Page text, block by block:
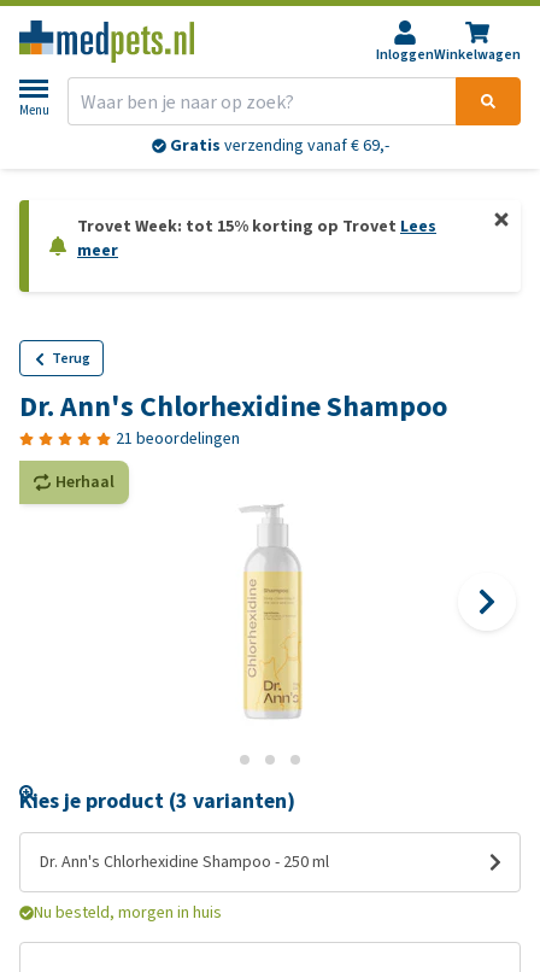
InloggenWinkelwagen
Menu
Gratis verzending vanaf € 69,-
Trovet Week: tot 15% korting op Trovet Lees
meer
Terug
Dr. Ann's Chlorhexidine Shampoo
21 beoordelingen
Herhaal
Kies je product (3 varianten)
Dr. Ann's Chlorhexidine Shampoo - 250 ml
Nu besteld, morgen in huis